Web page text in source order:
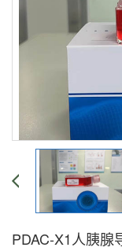
PDAC-X1人胰腺